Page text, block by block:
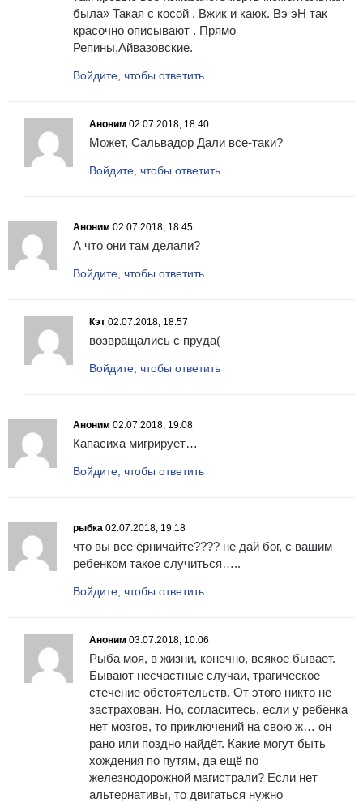
была» Такая с косой . Вжик и каюк. Вэ эН так
красочно описывают . Прямо
Репины,Айвазовские.
Войдите, чтобы ответить
Аноним 02.07.2018, 18:40
Может, Сальвадор Дали все-таки?
Войдите, чтобы ответить
Аноним 02.07.2018, 18:45
А что они там делали?
Войдите, чтобы ответить
Кэт 02.07.2018, 18:57
возвращались с пруда(
Войдите, чтобы ответить
Аноним 02.07.2018, 19:08
Капасиха мигрирует…
Войдите, чтобы ответить
рыбка 02.07.2018, 19:18
что вы все ёрничайте???? не дай бог, с вашим
ребенком такое случиться…..
Войдите, чтобы ответить
Аноним 03.07.2018, 10:06
Рыба моя, в жизни, конечно, всякое бывает.
Бывают несчастные случаи, трагическое
стечение обстоятельств. От этого никто не
застрахован. Но, согласитесь, если у ребёнка
нет мозгов, то приключений на свою ж… он
рано или поздно найдёт. Какие могут быть
хождения по путям, да ещё по
железнодорожной магистрали? Если нет
альтернативы, то двигаться нужно